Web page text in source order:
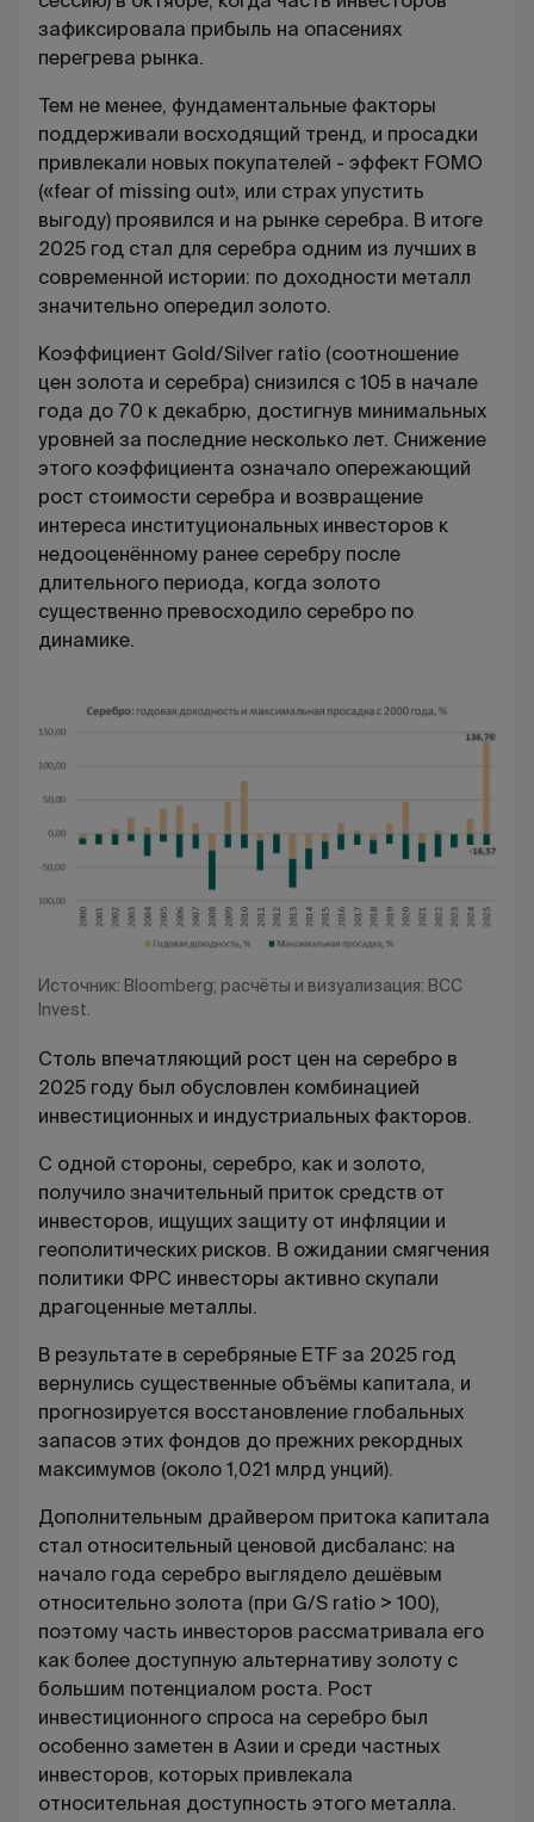
зафиксировала прибыль на опасениях
перегрева рынка.
Тем не менее, фундаментальные факторы
поддерживали восходящий тренд, и просадки
привлекали новых покупателей - эффект FOMO
(«fear of missing out», или страх упустить
выгоду) проявился и на рынке серебра. В итоге
2025 год стал для серебра одним из лучших в
современной истории: по доходности металл
значительно опередил золото.
Коэффициент Gold/Silver ratio (соотношение
цен золота и серебра) снизился с 105 в начале
года до 70 к декабрю, достигнув минимальных
уровней за последние несколько лет. Снижение
этого коэффициента означало опережающий
рост стоимости серебра и возвращение
интереса институциональных инвесторов к
недооценённому ранее серебру после
длительного периода, когда золото
существенно превосходило серебро по
динамике.
Источник: Bloomberg; расчёты и визуализация: BCC
Invest.
Столь впечатляющий рост цен на серебро в
2025 году был обусловлен комбинацией
инвестиционных и индустриальных факторов.
С одной стороны, серебро, как и золото,
получило значительный приток средств от
инвесторов, ищущих защиту от инфляции и
геополитических рисков. В ожидании смягчения
политики ФРС инвесторы активно скупали
драгоценные металлы.
В результате в серебряные ETF за 2025 год
вернулись существенные объёмы капитала, и
прогнозируется восстановление глобальных
запасов этих фондов до прежних рекордных
максимумов (около 1,021 млрд унций).
Дополнительным драйвером притока капитала
стал относительный ценовой дисбаланс: на
начало года серебро выглядело дешёвым
относительно золота (при G/S ratio > 100),
поэтому часть инвесторов рассматривала его
как более доступную альтернативу золоту с
большим потенциалом роста. Рост
инвестиционного спроса на серебро был
особенно заметен в Азии и среди частных
инвесторов, которых привлекала
относительная доступность этого металла.